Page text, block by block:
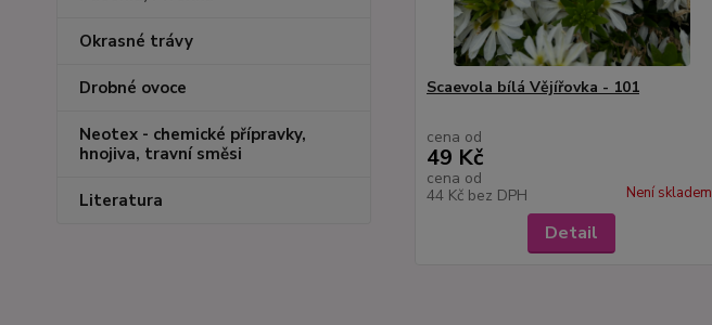
Okrasné trávy
Drobné ovoce
Neotex - chemické přípravky,
hnojiva, travní směsi
Literatura
Scaevola bílá Vějířovka - 101
cena od
49 Kč
cena od
44 Kč bez DPH Není skladem
Detail